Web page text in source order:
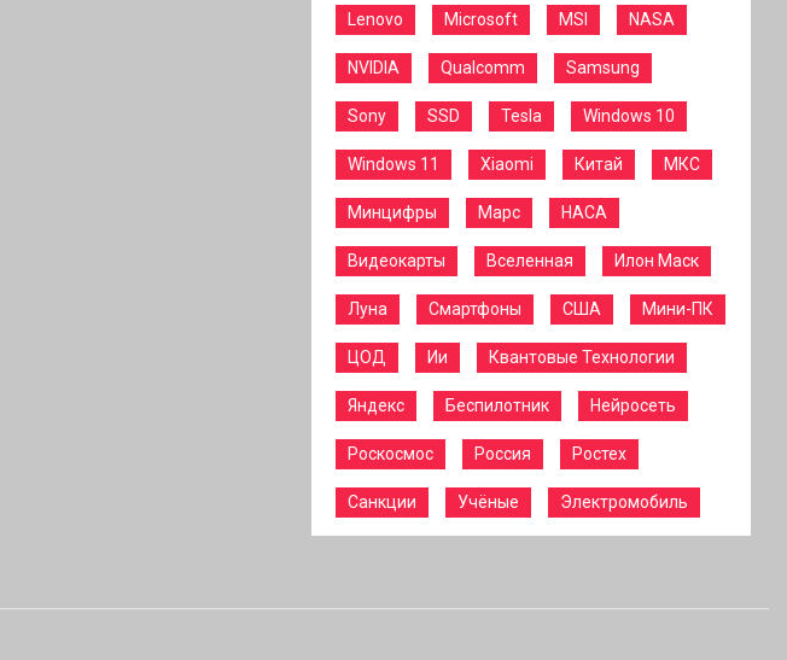
Lenovo Microsoft MSI NASA
NVIDIA Qualcomm Samsung
Sony SSD Tesla Windows 10
Windows 11 Xiaomi Китай МКС
Минцифры Марс НАСА
Видеокарты Вселенная Илон Маск
Луна Смартфоны США Мини-ПК
ЦОД Ии Квантовые Технологии
Яндекс Беспилотник Нейросеть
Роскосмос Россия Ростех
Санкции Учёные Электромобиль